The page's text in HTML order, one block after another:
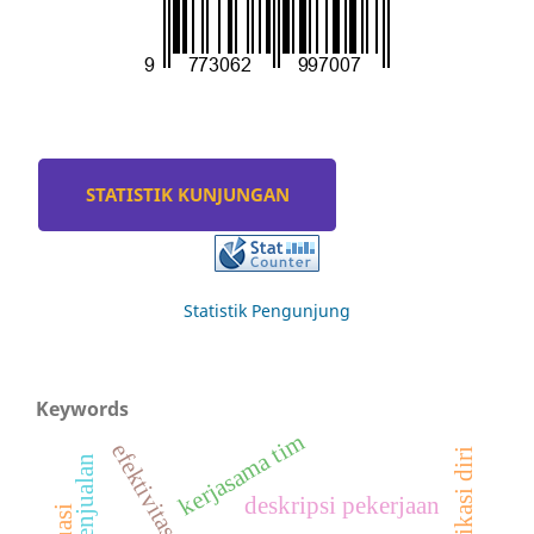
STATISTIK KUNJUNGAN
Statistik Pengunjung
Keywords
deskripsi pekerjaan
kerjasama tim efikasi diri